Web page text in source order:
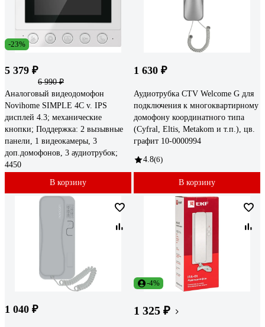
-23%
5 379 ₽
6 990 ₽
Аналоговый видеодомофон
Novihome SIMPLE 4C v. IPS
дисплей 4.3; механические
кнопки; Поддержка: 2 вызывные
панели, 1 видеокамеры, 3
доп.домофонов, 3 аудиотрубок;
4450
В корзину
1 630 ₽
Аудиотрубка CTV Welcome G для
подключения к многоквартирному
домофону координатного типа
(Cyfral, Eltis, Metakom и т.п.), цв.
графит 10-0000994
4.8(6)
В корзину
1 040 ₽
-4%
1 325 ₽